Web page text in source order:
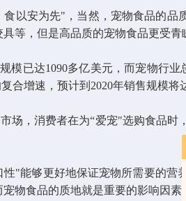
以安为先"，当然，宠物食品的品
等，但是高品质的宠物食品更受青
已达1090多亿美元，而宠物行业
合增速，预计到2020年销售规模将
，消费者在为“爱宠"选购食品时
"能够更好地保证宠物所需要的营
物食品的质地就是重要的影响因素